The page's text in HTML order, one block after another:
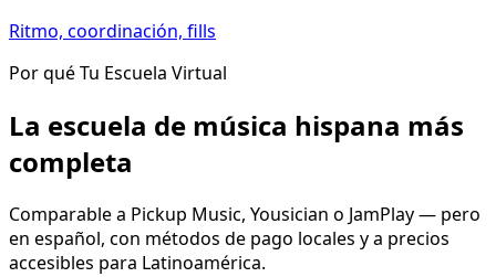
Ritmo, coordinación, fills
Por qué Tu Escuela Virtual
La escuela de música hispana más
completa
Comparable a Pickup Music, Yousician o JamPlay — pero
en español, con métodos de pago locales y a precios
accesibles para Latinoamérica.